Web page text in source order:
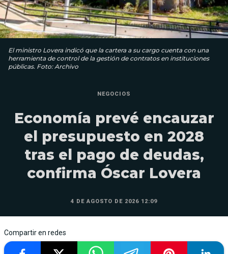
El ministro Lovera indicó que la cartera a su cargo cuenta con una
herramienta de control de la gestión de contratos en instituciones
públicas. Foto: Archivo
NEGOCIOS
Economía prevé encauzar
el presupuesto en 2028
tras el pago de deudas,
confirma Óscar Lovera
4 DE AGOSTO DE 2026 12:09
Compartir en redes